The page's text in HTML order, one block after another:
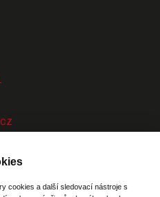
cookies a další sledovací nástroje s